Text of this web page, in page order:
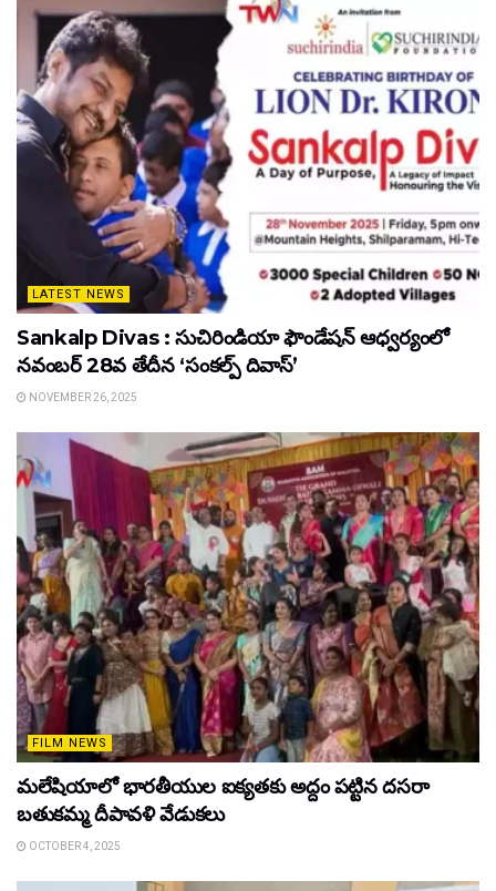
LATEST NEWS
Sankalp Divas : సుచిరిండియా ఫౌండేషన్ ఆధ్వర్యంలో
నవంబర్ 28వ తేదీన ‘సంకల్ప్ దివాస్’
NOVEMBER 26, 2025
FILM NEWS
మలేషియాలో భారతీయుల ఐక్యతకు అద్దం పట్టిన దసరా
బతుకమ్మ దీపావళి వేడుకలు
OCTOBER 4, 2025